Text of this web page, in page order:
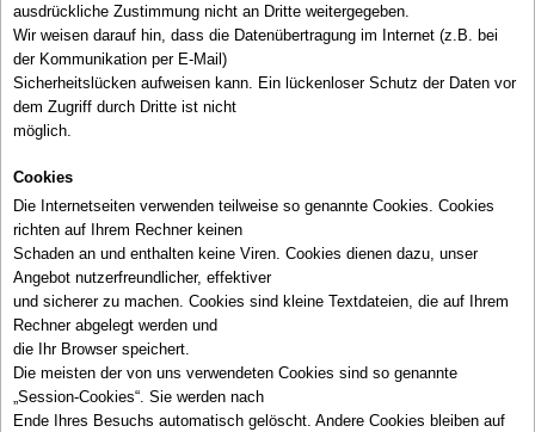
ausdrückliche Zustimmung nicht an Dritte weitergegeben.
Wir weisen darauf hin, dass die Datenübertragung im Internet (z.B. bei
der Kommunikation per E-Mail)
Sicherheitslücken aufweisen kann. Ein lückenloser Schutz der Daten vor
dem Zugriff durch Dritte ist nicht
möglich.
Cookies
Die Internetseiten verwenden teilweise so genannte Cookies. Cookies
richten auf Ihrem Rechner keinen
Schaden an und enthalten keine Viren. Cookies dienen dazu, unser
Angebot nutzerfreundlicher, effektiver
und sicherer zu machen. Cookies sind kleine Textdateien, die auf Ihrem
Rechner abgelegt werden und
die Ihr Browser speichert.
Die meisten der von uns verwendeten Cookies sind so genannte
„Session-Cookies“. Sie werden nach
Ende Ihres Besuchs automatisch gelöscht. Andere Cookies bleiben auf